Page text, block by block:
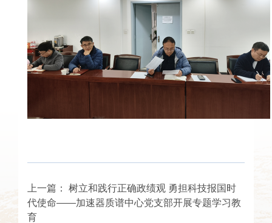
上一篇：
树立和践行正确政绩观 勇担科技报国时
代使命——加速器质谱中心党支部开展专题学习教
育